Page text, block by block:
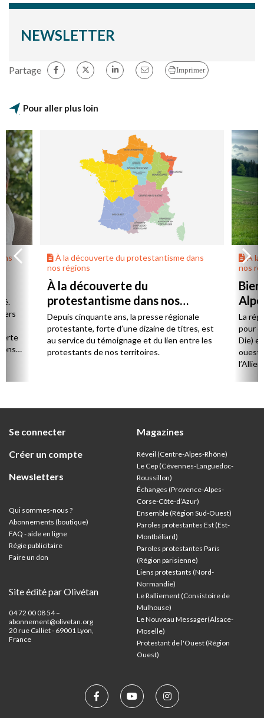
NEWSLETTER
Partage Imprimer
Pour aller plus loin
À la découverte du protestantisme dans
nos régions
À la découverte du
protestantisme dans nos
régions
Depuis cinquante ans, la presse régionale
protestante, forte d’une dizaine de titres, est
au service du témoignage et du lien entre les
protestants de nos territoires.
À la
nos
La
pour
Die)
ouest,
Se connecter
Créer un compte
Newsletters
Qui sommes-nous ?
Abonnements (boutique)
FAQ - aide en ligne
Régie publicitaire
Faire un don
Site édité par Olivétan
04 72 00 08 54 –
abonnement@olivetan.org
20 rue Calliet - 69001 Lyon,
France
Magazines
Réveil (Centre-Alpes-Rhône)
Le Cep (Cévennes-Languedoc-
Roussillon)
Échanges (Provence-Alpes-
Corse-Côte-d’Azur)
Ensemble (Région Sud-Ouest)
Paroles protestantes Est (Est-
Montbéliard)
Paroles protestantes Paris
(Région parisienne)
Liens protestants (Nord-
Normandie)
Le Ralliement (Consistoire de
Mulhouse)
Le Nouveau Messager(Alsace-
Moselle)
Protestant de l'Ouest (Région
Ouest)